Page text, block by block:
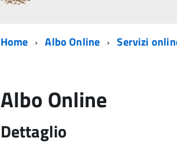
Home Albo Online Servizi
Albo Online
Dettaglio